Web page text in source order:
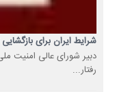
شرایط ایران برای بازگشایی تنگه هرمز؛ 6
دبیر شورای عالی امنیت
رفتار...